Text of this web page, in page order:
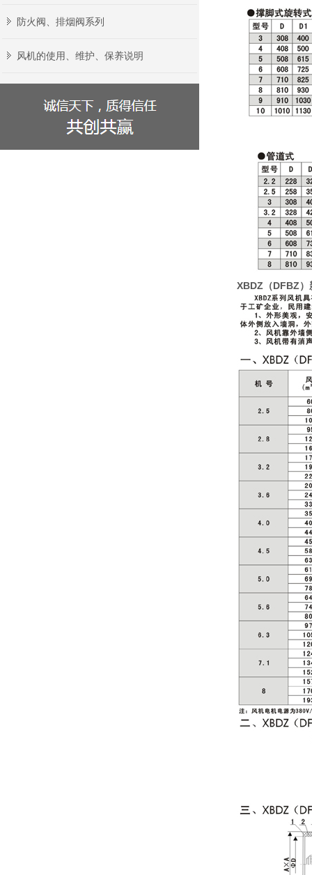
防火阀、排烟阀系列
风机的使用、维护、保养说明
XBDZ（DFBZ）